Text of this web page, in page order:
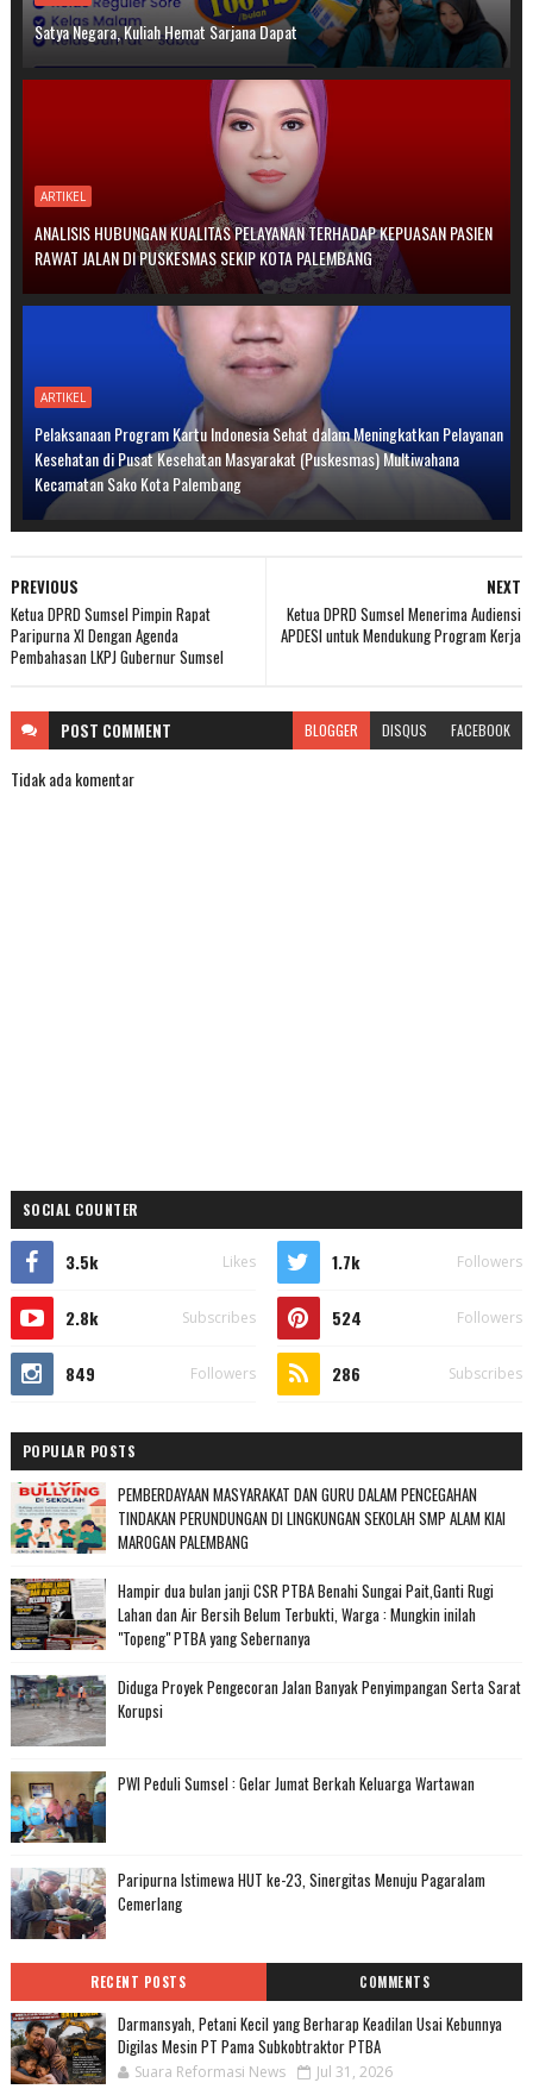
Satya Negara, Kuliah Hemat Sarjana Dapat
ARTIKEL
ANALISIS HUBUNGAN KUALITAS PELAYANAN TERHADAP KEPUASAN PASIEN
RAWAT JALAN DI PUSKESMAS SEKIP KOTA PALEMBANG
ARTIKEL
Pelaksanaan Program Kartu Indonesia Sehat dalam Meningkatkan Pelayanan
Kesehatan di Pusat Kesehatan Masyarakat (Puskesmas) Multiwahana
Kecamatan Sako Kota Palembang
NEXT
Ketua DPRD Sumsel Menerima Audiensi
APDESI untuk Mendukung Program Kerja
PREVIOUS
Ketua DPRD Sumsel Pimpin Rapat
Paripurna XI Dengan Agenda
Pembahasan LKPJ Gubernur Sumsel
POST COMMENT BLOGGER DISQUS FACEBOOK
Tidak ada komentar
SOCIAL COUNTER
3.5k Likes 1.7k Followers
2.8k Subscribes 524 Followers
849 Followers 286 Subscribes
POPULAR POSTS
PEMBERDAYAAN MASYARAKAT DAN GURU DALAM PENCEGAHAN
TINDAKAN PERUNDUNGAN DI LINGKUNGAN SEKOLAH SMP ALAM KIAI
MAROGAN PALEMBANG
Hampir dua bulan janji CSR PTBA Benahi Sungai Pait,Ganti Rugi
Lahan dan Air Bersih Belum Terbukti, Warga : Mungkin inilah
"Topeng" PTBA yang Sebernanya
Diduga Proyek Pengecoran Jalan Banyak Penyimpangan Serta Sarat
Korupsi
PWI Peduli Sumsel : Gelar Jumat Berkah Keluarga Wartawan
Paripurna Istimewa HUT ke-23, Sinergitas Menuju Pagaralam
Cemerlang
RECENT POSTS COMMENTS
Darmansyah, Petani Kecil yang Berharap Keadilan Usai Kebunnya
Digilas Mesin PT Pama Subkobtraktor PTBA
Suara Reformasi News Jul 31, 2026